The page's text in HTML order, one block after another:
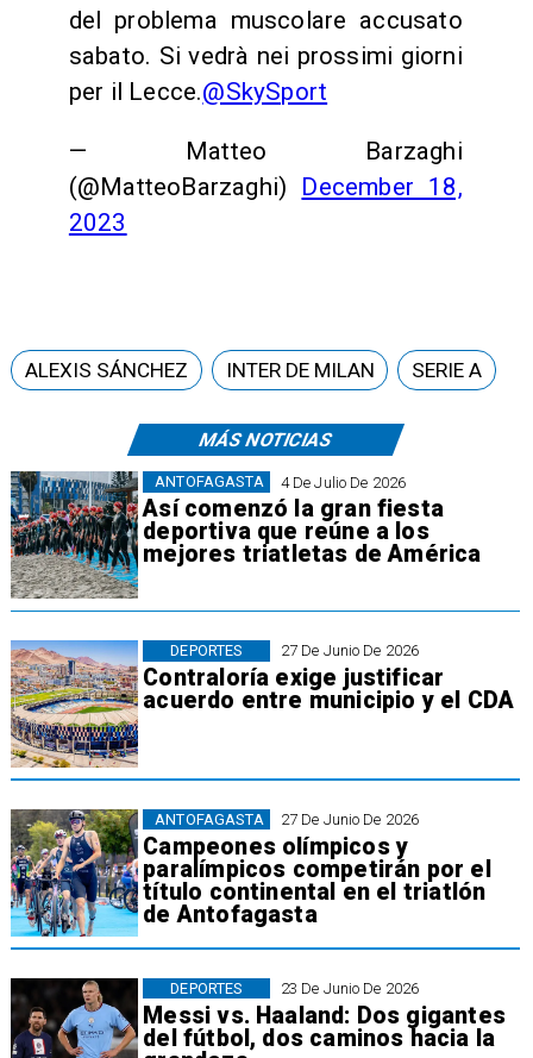
del problema muscolare accusato
sabato. Si vedrà nei prossimi giorni
per il Lecce.@SkySport
— Matteo Barzaghi
(@MatteoBarzaghi)
December 18,
2023
MÁS NOTICIAS
4 De Julio De 2026
Así comenzó la gran fiesta
deportiva que reúne a los
mejores triatletas de América
ANTOFAGASTA
27 De Junio De 2026
Contraloría exige justificar
acuerdo entre municipio y el CDA
DEPORTES
27 De Junio De 2026
Campeones olímpicos y
paralímpicos competirán por el
título continental en el triatlón
de Antofagasta
ANTOFAGASTA
23 De Junio De 2026
Messi vs. Haaland: Dos gigantes
del fútbol, dos caminos hacia la
DEPORTES
ALEXIS SÁNCHEZ INTER DE MILAN SERIE A